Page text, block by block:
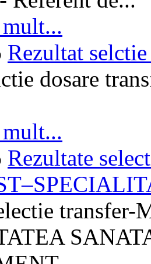
Rezultat
dosare
Rezultate